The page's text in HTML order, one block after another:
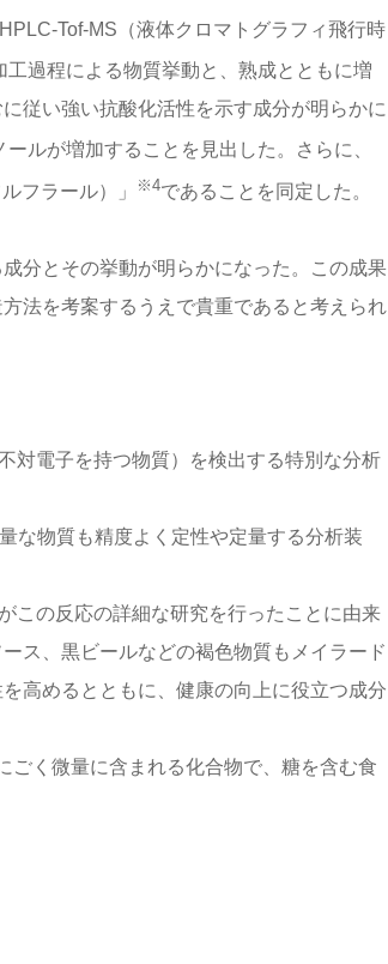
Tof-MS（液体クロマトグラフィ飛行時
過程による物質挙動と、熟成とともに増
従い強い抗酸化活性を示す成分が明らかに
ルが増加することを見出した。さらに、
フラール）」 ※4であることを同定した。
分とその挙動が明らかになった。この成果
法を考案するうえで貴重であると考えられ
電子を持つ物質）を検出する特別な分析
物質も精度よく定性や定量する分析装
の反応の詳細な研究を行ったことに由来
ス、黒ビールなどの褐色物質もメイラード
高めるとともに、健康の向上に役立つ成分
く微量に含まれる化合物で、糖を含む食